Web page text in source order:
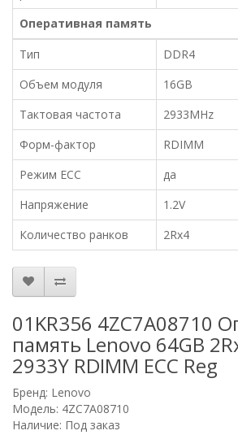
Оперативная память
Тип
DDR4
Объем модуля
16GB
Тактовая частота
2933MHz
Форм-фактор
RDIMM
Режим ECC
да
Напряжение
1.2V
Количество ранков
2Rx4
01KR356 4ZC7A08710
память Lenovo 64GB
2933Y RDIMM ECC Reg
Бренд: Lenovo
Модель: 4ZC7A08710
Наличие: Под заказ